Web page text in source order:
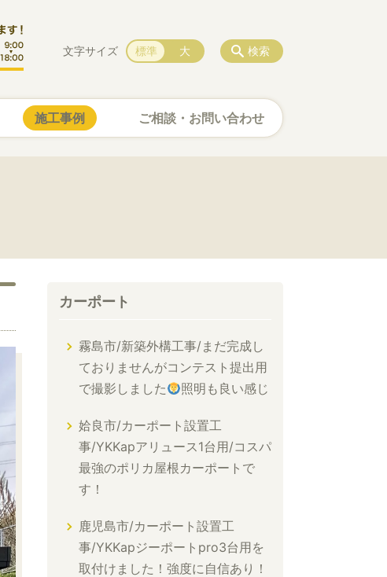
施工事例 ご相談・お問い合わせ
検索
文字サイズ 標準 大
カーポート
霧島市/新築外構工事/まだ完成し
ておりませんがコンテスト提出用
で撮影しました
照明も良い感じ
姶良市/カーポート設置工
事/YKKapアリュース1台用/コスパ
最強のポリカ屋根カーポートで
す！
鹿児島市/カーポート設置工
事/YKKapジーポートpro3台用を
取付けました！強度に自信あり！